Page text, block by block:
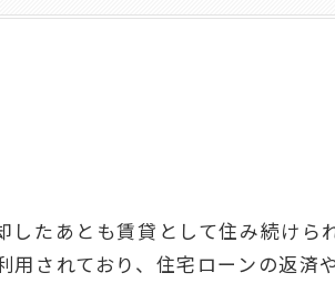
したあとも賃貸として住み続けら
用されており、住宅ローンの返済